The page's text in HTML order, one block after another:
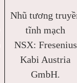
Nhũ tương
tĩnh mạch
NSX: Fresenius
Kabi Austria
GmbH.